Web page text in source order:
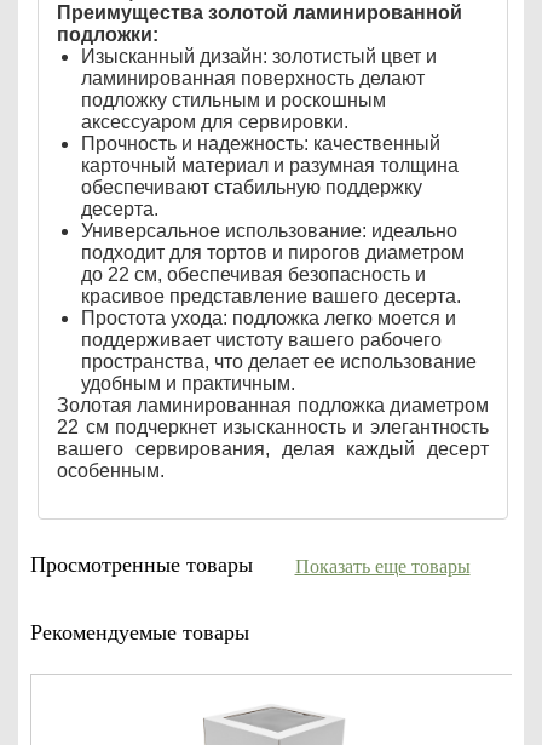
Преимущества золотой ламинированной
подложки:
Изысканный дизайн: золотистый цвет и
ламинированная поверхность делают
подложку стильным и роскошным
аксессуаром для сервировки.
Прочность и надежность: качественный
карточный материал и разумная толщина
обеспечивают стабильную поддержку
десерта.
Универсальное использование: идеально
подходит для тортов и пирогов диаметром
до 22 см, обеспечивая безопасность и
красивое представление вашего десерта.
Простота ухода: подложка легко моется и
поддерживает чистоту вашего рабочего
пространства, что делает ее использование
удобным и практичным.
Золотая ламинированная подложка диаметром
22 см подчеркнет изысканность и элегантность
вашего сервирования, делая каждый десерт
особенным.
Просмотренные товары
Рекомендуемые товары
Показать еще товары